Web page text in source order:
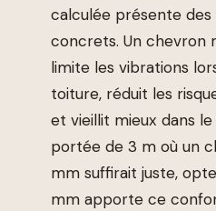
calculée présente des
concrets. Un chevron
limite les vibrations
toiture, réduit les
et vieillit mieux dans
portée de 3 m où un
mm suffirait juste,
mm apporte ce